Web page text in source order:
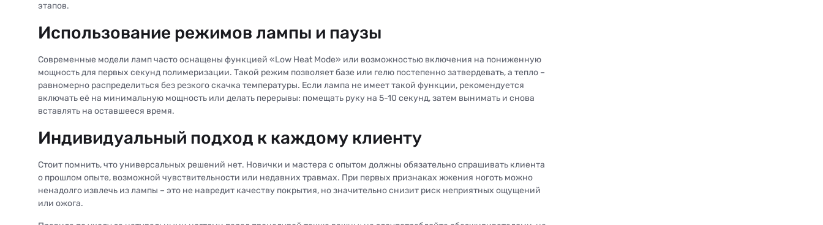
этапов.
Использование режимов лампы и паузы
Современные модели ламп часто оснащены функцией «Low Heat Mode» или возможностью включения на пониженную
мощность для первых секунд полимеризации. Такой режим позволяет базе или гелю постепенно затвердевать, а тепло –
равномерно распределиться без резкого скачка температуры. Если лампа не имеет такой функции, рекомендуется
включать её на минимальную мощность или делать перерывы: помещать руку на 5-10 секунд, затем вынимать и снова
вставлять на оставшееся время.
Индивидуальный подход к каждому клиенту
Стоит помнить, что универсальных решений нет. Новички и мастера с опытом должны обязательно спрашивать клиента
о прошлом опыте, возможной чувствительности или недавних травмах. При первых признаках жжения ноготь можно
ненадолго извлечь из лампы – это не навредит качеству покрытия, но значительно снизит риск неприятных ощущений
или ожога.